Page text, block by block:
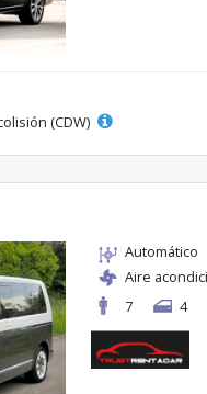
(CDW)
Automático
Aire
7
4